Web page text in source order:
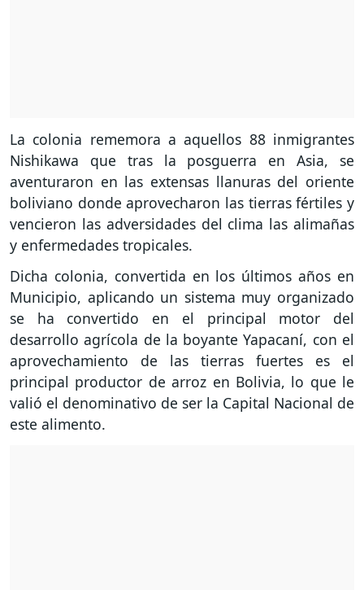
La colonia rememora a aquellos 88 inmigrantes
Nishikawa que tras la posguerra en Asia, se
aventuraron en las extensas llanuras del oriente
boliviano donde aprovecharon las tierras fértiles y
vencieron las adversidades del clima las alimañas
y enfermedades tropicales.
Dicha colonia, convertida en los últimos años en
Municipio, aplicando un sistema muy organizado
se ha convertido en el principal motor del
desarrollo agrícola de la boyante Yapacaní, con el
aprovechamiento de las tierras fuertes es el
principal productor de arroz en Bolivia, lo que le
valió el denominativo de ser la Capital Nacional de
este alimento.